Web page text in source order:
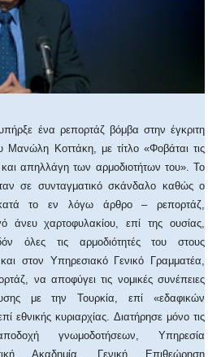
ένα ρεπορτάζ βόμβα στην έγκριτη
Μανώλη Κοττάκη, με τίτλο «Φοβάται τις
απηλλάγη των αρμοδιοτήτων του». Το
σε συνταγματικό σκάνδαλο καθώς ο
κατά το εν λόγω άρθρο – ρεπορτάζ,
άνευ χαρτοφυλακίου, επί της ουσίας,
όλες τις αρμοδιότητές του στους
στον Υπηρεσιακό Γενικό Γραμματέα,
να αποφύγει τις νομικές συνέπειες
με την Τουρκία, επί «εδαφικών
εθνικής κυριαρχίας. Διατήρησε μόνο τις
γνωμοδοτήσεων, Υπηρεσία
Ακαδημία, Γενική Επιθεώρηση